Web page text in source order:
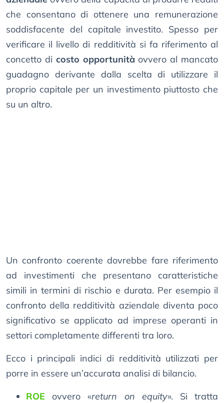
che consentano di ottenere una remunerazione
soddisfacente del capitale investito. Spesso per
verificare il livello di redditività si fa riferimento al
concetto di costo opportunità ovvero al mancato
guadagno derivante dalla scelta di utilizzare il
proprio capitale per un investimento piuttosto che
su un altro.
Un confronto coerente dovrebbe fare riferimento
ad investimenti che presentano caratteristiche
simili in termini di rischio e durata. Per esempio il
confronto della redditività aziendale diventa poco
significativo se applicato ad imprese operanti in
settori completamente differenti tra loro.
Ecco i principali indici di redditività utilizzati per
porre in essere un’accurata analisi di bilancio.
ROE ovvero «return on equity». Si tratta